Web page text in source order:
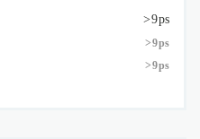
>9ps
>9ps
>9ps